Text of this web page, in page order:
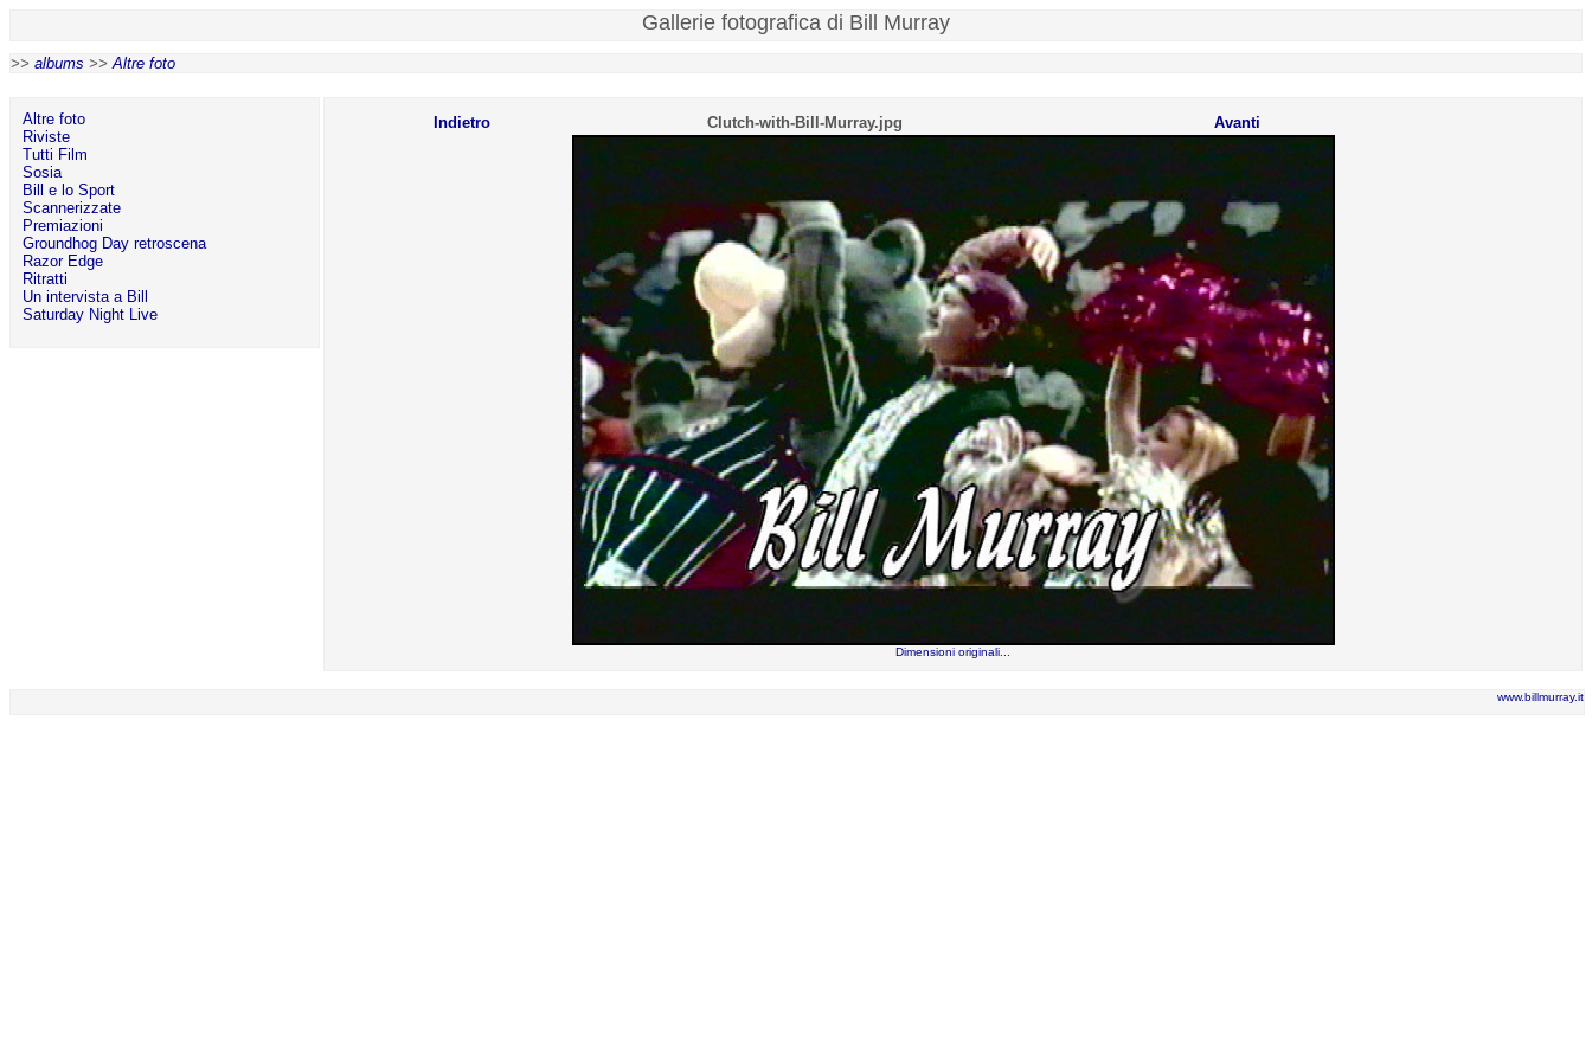
Gallerie fotografica di Bill Murray
>> albums >>Altre foto
Altre foto
Riviste
Tutti Film
Sosia
Bill e lo Sport
Scannerizzate
Premiazioni
Groundhog Day retroscena
Razor Edge
Ritratti
Un intervista a Bill
Saturday Night Live
Indietro Clutch-with-Bill-Murray.jpg Avanti
Dimensioni originali...
www.billmurray.it